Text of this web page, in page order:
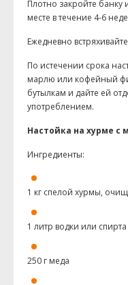
Плотно закройте банку
месте в течение 4-6
Ежедневно
По истечении срока
марлю или кофейный
бутылкам и дайте ей
употреблением.
Настойка на хурме с
Ингредиенты:
1 кг спелой хурмы,
1 литр водки или
250 г меда